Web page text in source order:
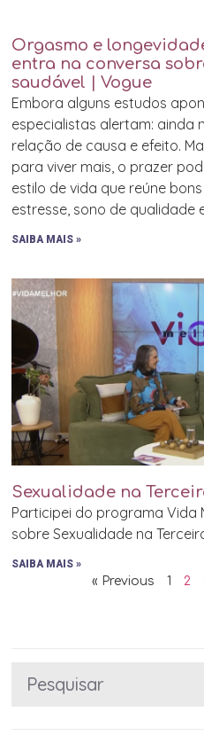
Orgasmo e
entra na conversa
saudável | Vogue
Embora alguns estudos
especialistas alertam: ainda
relação de causa e efeito.
para viver mais, o prazer
estilo de vida que reúne
estresse, sono de qualidade
SAIBA MAIS »
Sexualidade na
Participei do programa Vida
sobre Sexualidade na
SAIBA MAIS »
« Previous 1 2